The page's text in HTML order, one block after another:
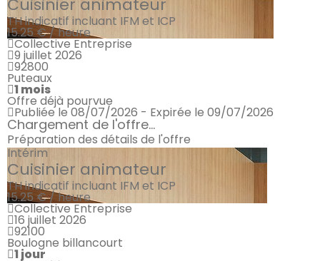
Cuisinier animateur
TH indicatif incluant IFM et ICP
15.25 € / heure
Collective Entreprise
9 juillet 2026
92800
Puteaux
1 mois
Offre déjà pourvue
Publiée le 08/07/2026 - Expirée le 09/07/2026
Chargement de l'offre...
Préparation des détails de l'offre
Intérim
Cuisinier animateur
TH indicatif incluant IFM et ICP
15.25 € / heure
Collective Entreprise
16 juillet 2026
92100
Boulogne billancourt
1 jour